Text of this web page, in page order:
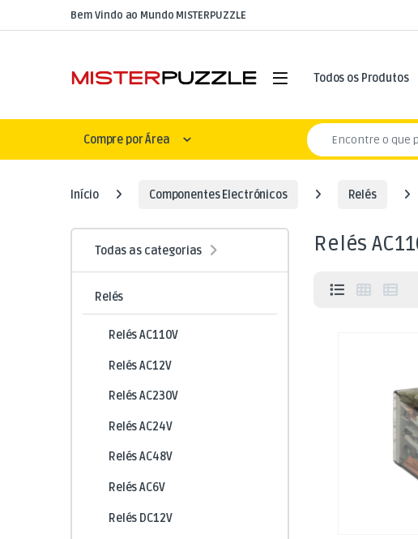
Skip to navigation
Skip to contentBem Vindo ao Mundo MISTERPUZZLE
Open Todos os Produtos
Compre por Área
Search for:
Início Componentes Electrónicos Relés
Relés
Todas as categorias
Relés
Relés AC110V
Relés AC12V
Relés AC230V
Relés AC24V
Relés AC48V
Relés AC6V
Relés DC12V